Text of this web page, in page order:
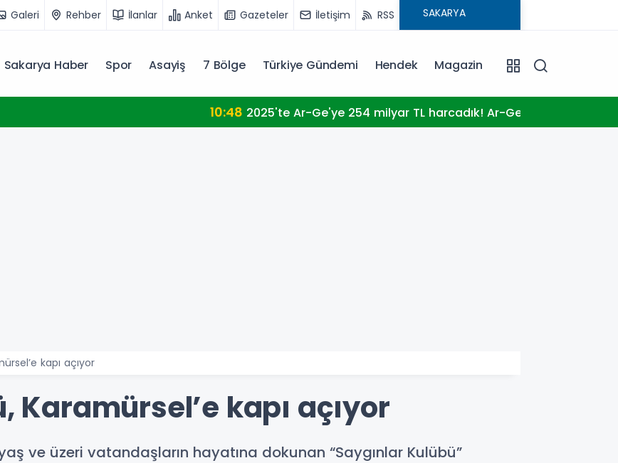
Galeri Rehber İlanlar Anket Gazeteler İletişim RSS
Sakarya Haber Spor Asayiş 7 Bölge Türkiye Gündemi Hendek Magazin
254 milyar TL harcadık! Ar-Ge'de en büyük pay üniversitelere
kapı açıyor
Karamürsel’e kapı açıyor
ve üzeri vatandaşların hayatına dokunan “Saygınlar Kulübü”